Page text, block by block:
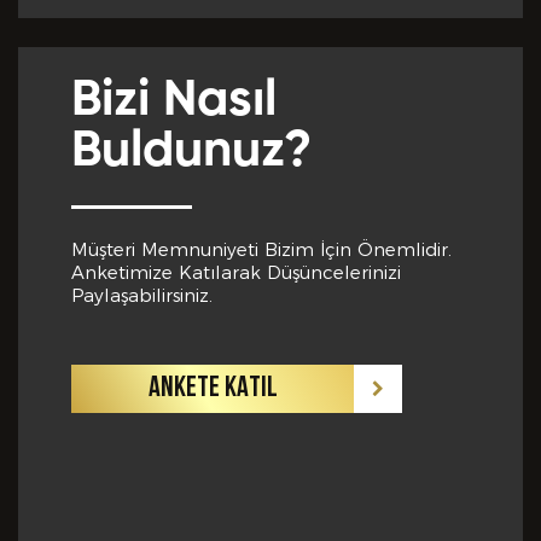
Bizi Nasıl
Buldunuz?
Müşteri Memnuniyeti Bizim İçin Önemlidir.
Anketimize Katılarak Düşüncelerinizi
Paylaşabilirsiniz.
ANKETE KATIL
Yabancı Dil *
Referanslar *